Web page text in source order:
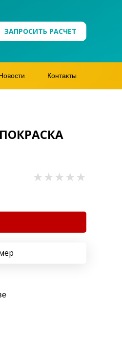
ЗАПРОСИТЬ РАСЧЕТ
Контакты